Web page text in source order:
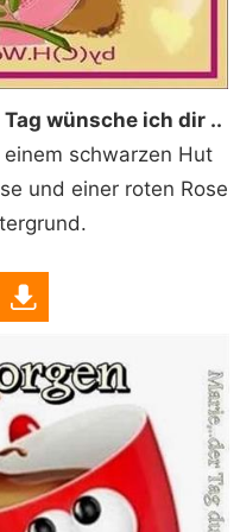
wünsche ich dir ..
schwarzen Hut
und einer roten Rose